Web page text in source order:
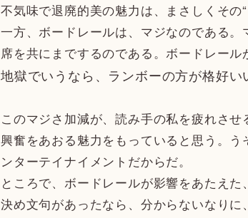
不気味で退廃的美の魅力は、まさしくその
一方、ボードレールは、マジなのである。
席を共にまでするのである。ボードレール
地獄でいうなら、ランボーの方が格好い
このマジさ加減が、読み手の私を疲れさ
興奮をあおる魅力をもっていると思う。
ンターテイナイメントだからだ。
ところで、ボードレールが影響をあたえ
決め文句があったなら、分からないなりに